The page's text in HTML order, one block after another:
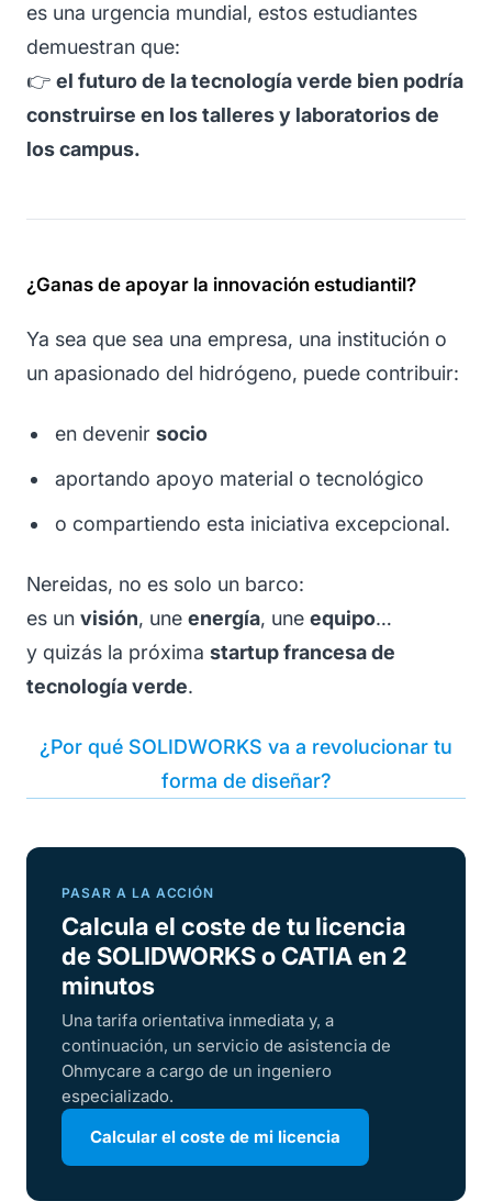
es una urgencia mundial, estos estudiantes
demuestran que:
👉 el futuro de la tecnología verde bien podría
construirse en los talleres y laboratorios de
los campus.
¿Ganas de apoyar la innovación estudiantil?
Ya sea que sea una empresa, una institución o
un apasionado del hidrógeno, puede contribuir:
en devenir socio
aportando apoyo material o tecnológico
o compartiendo esta iniciativa excepcional.
Nereidas, no es solo un barco:
es un visión, une energía, une equipo…
y quizás la próxima startup francesa de
tecnología verde.
¿Por qué SOLIDWORKS va a revolucionar tu
forma de diseñar?
PASAR A LA ACCIÓN
Calcula el coste de tu licencia
de SOLIDWORKS o CATIA en 2
minutos
Una tarifa orientativa inmediata y, a
continuación, un servicio de asistencia de
Ohmycare a cargo de un ingeniero
especializado.
Calcular el coste de mi licencia